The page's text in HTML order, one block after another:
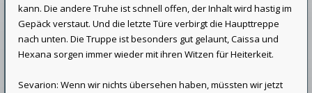
kann. Die andere Truhe ist schnell offen, der Inhalt wird hastig im
Gepäck verstaut. Und die letzte Türe verbirgt die Haupttreppe
nach unten. Die Truppe ist besonders gut gelaunt, Caissa und
Hexana sorgen immer wieder mit ihren Witzen für Heiterkeit.
Sevarion: Wenn wir nichts übersehen haben, müssten wir jetzt